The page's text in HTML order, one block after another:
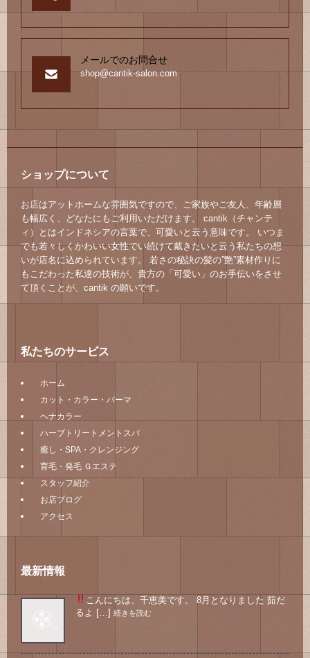
メールでのお問合せ
shop@cantik-salon.com
ショップについて
お店はアットホームな雰囲気ですので、ご家族やご友人、年齢層
も幅広く、どなたにもご利用いただけます。 cantik（チャンテ
ィ）とはインドネシアの言葉で、可愛いと云う意味です。 いつま
でも若々しくかわいい女性でい続けて戴きたいと云う私たちの想
いが店名に込められています。 若さの秘訣の髪の”艶”素材作りに
もこだわった私達の技術が、貴方の「可愛い」のお手伝いをさせ
て頂くことが、cantik の願いです。
私たちのサービス
ホーム
カット・カラー・パーマ
ヘナカラー
ハーブトリートメントスパ
癒し・SPA・クレンジング
育毛・発毛 Ｇエステ
スタッフ紹介
お店ブログ
アクセス
最新情報
こんにちは、千恵美です。 8月となりました 茹だ
るよ […] 続きを読む